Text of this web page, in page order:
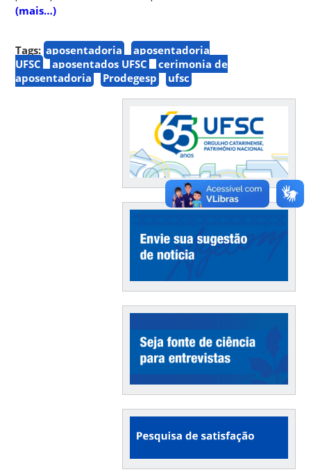
(mais…)
Tags: aposentadoria
aposentadoria
UFSC
aposentados UFSC
cerimonia de
aposentadoria
Prodegesp ufsc